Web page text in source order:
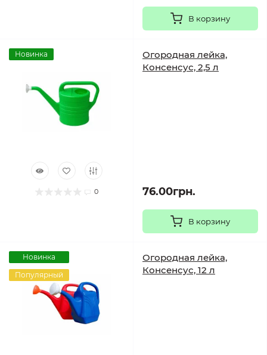
В корзину
Новинка
0
Огородная лейка,
Консенсус, 2,5 л
76.00грн.
В корзину
Новинка
Популярный
Огородная лейка,
Консенсус, 12 л